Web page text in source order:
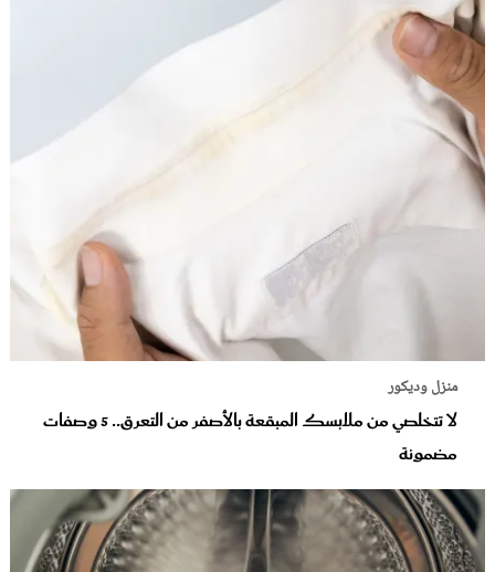
منزل وديكور
لا تتخلصي من ملابسك المبقعة بالأصفر من التعرق.. 5 وصفات
مضمونة